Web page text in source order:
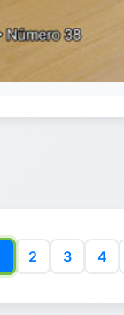
2 3 4